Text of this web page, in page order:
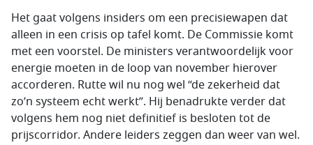
Het gaat volgens insiders om een precisiewapen dat
alleen in een crisis op tafel komt. De Commissie komt
met een voorstel. De ministers verantwoordelijk voor
energie moeten in de loop van november hierover
accorderen. Rutte wil nu nog wel “de zekerheid dat
zo’n systeem echt werkt”. Hij benadrukte verder dat
volgens hem nog niet definitief is besloten tot de
prijscorridor. Andere leiders zeggen dan weer van wel.